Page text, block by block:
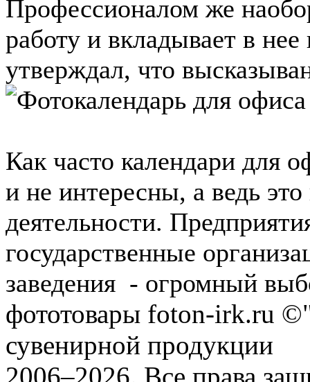
Профессионалом же
работу и вкладывает в
утверждал, что
Как часто календари для
и не интересны, а ведь
деятельности.
государственные
заведения - огромный
фототовары foton-irk.ru
сувенирной продукции
2006–2026. Все права